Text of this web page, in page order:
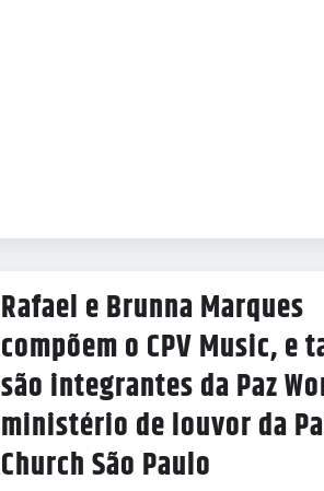
Rafael e Brunna Marques
compõem o CPV Music, e
são integrantes da Paz
ministério de louvor da
Church São Paulo